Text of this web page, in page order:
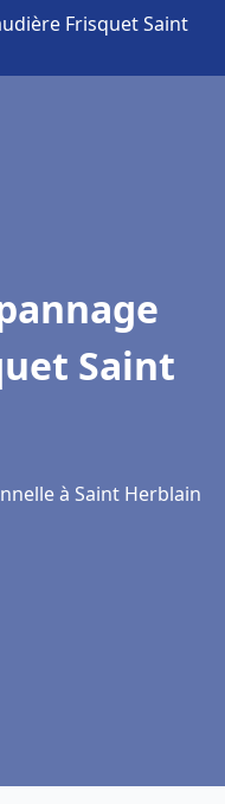
Frisquet Saint
Saint
à Saint Herblain